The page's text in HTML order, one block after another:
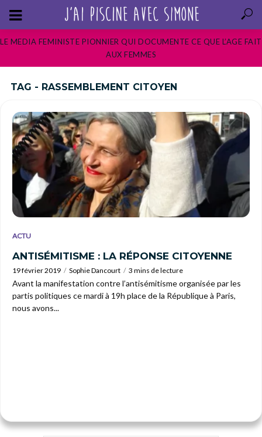
LE MEDIA FEMINISTE PIONNIER QUI DOCUMENTE CE QUE L’AGE FAIT
AUX FEMMES
TAG - RASSEMBLEMENT CITOYEN
ACTU
ANTISÉMITISME : LA RÉPONSE CITOYENNE
19 février 2019 Sophie Dancourt 3 mins de lecture
Avant la manifestation contre l’antisémitisme organisée par les
partis politiques ce mardi à 19h place de la République à Paris,
nous avons...